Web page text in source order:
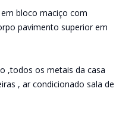
bloco maciço com
pavimento superior em
,todos os metais da casa
, ar condicionado sala de